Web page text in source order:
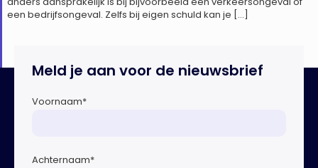
een bedrijfsongeval. Zelfs bij eigen schuld kan je […]
Meld je aan voor de nieuwsbrief
Voornaam*
Achternaam*